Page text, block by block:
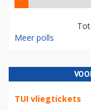
Meer polls
TUI vliegtickets